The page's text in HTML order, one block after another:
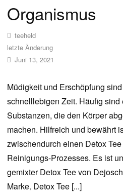
Organismus
teeheld
letzte Änderung
Juni 13, 2021
Müdigkeit und Erschöpfung
schnelllebigen Zeit. Häufig sind
Substanzen, die den Körper
machen. Hilfreich und bewährt
zwischendurch einen Detox
Reinigungs-Prozesses. Es ist
gemixter Detox Tee von
Marke‚ Detox Tee [...]